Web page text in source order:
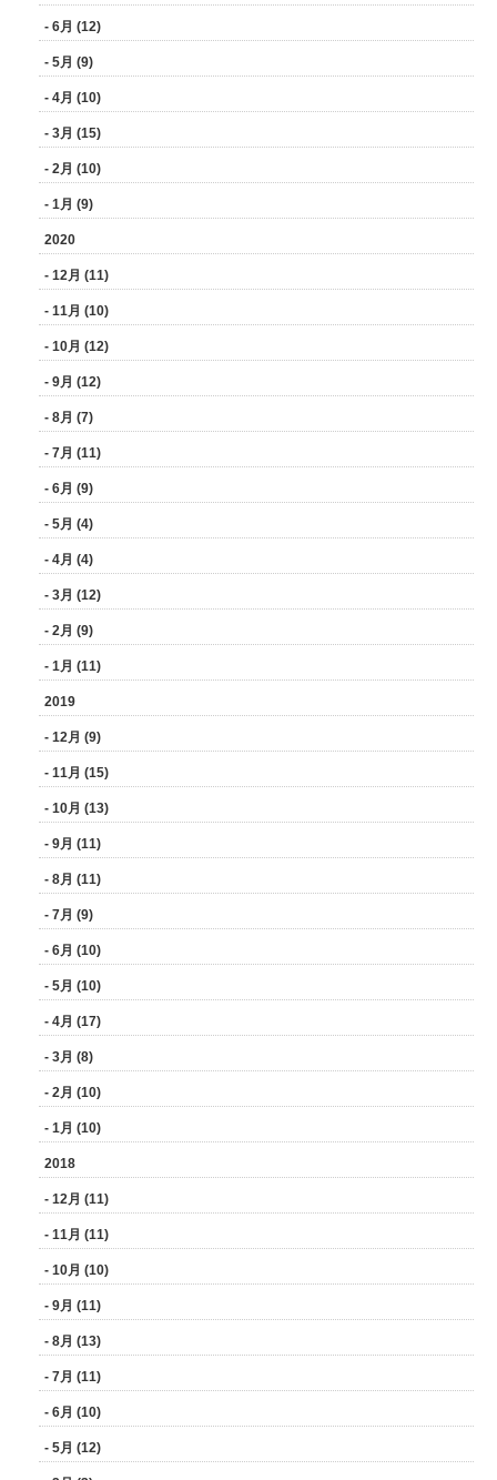
- 6月 (12)
- 5月 (9)
- 4月 (10)
- 3月 (15)
- 2月 (10)
- 1月 (9)
2020
- 12月 (11)
- 11月 (10)
- 10月 (12)
- 9月 (12)
- 8月 (7)
- 7月 (11)
- 6月 (9)
- 5月 (4)
- 4月 (4)
- 3月 (12)
- 2月 (9)
- 1月 (11)
2019
- 12月 (9)
- 11月 (15)
- 10月 (13)
- 9月 (11)
- 8月 (11)
- 7月 (9)
- 6月 (10)
- 5月 (10)
- 4月 (17)
- 3月 (8)
- 2月 (10)
- 1月 (10)
2018
- 12月 (11)
- 11月 (11)
- 10月 (10)
- 9月 (11)
- 8月 (13)
- 7月 (11)
- 6月 (10)
- 5月 (12)